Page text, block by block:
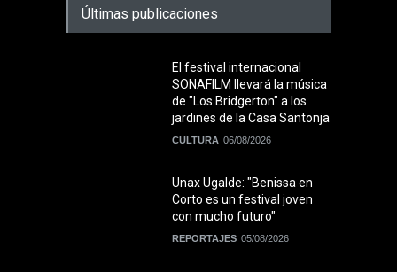
Últimas publicaciones
El festival internacional
SONAFILM llevará la música
de "Los Bridgerton" a los
jardines de la Casa Santonja
CULTURA 06/08/2026
Unax Ugalde: "Benissa en
Corto es un festival joven
con mucho futuro"
REPORTAJES 05/08/2026